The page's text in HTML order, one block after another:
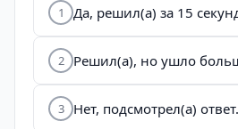
1 Да, решил(а) за 15
2 Решил(а), но ушло
3 Нет, подсмотрел(а) ответ.